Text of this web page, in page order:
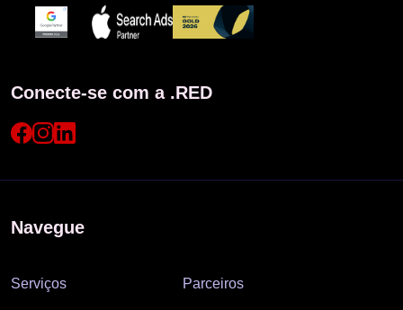
Conecte-se com a .RED
Navegue
Serviços Parceiros